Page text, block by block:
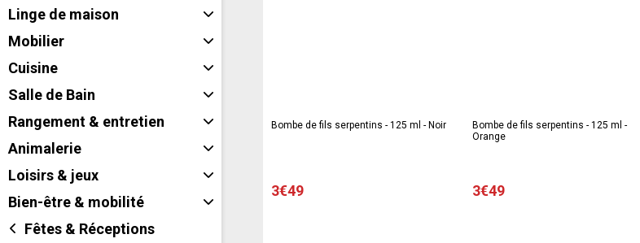
Linge de maison
Mobilier
Cuisine
Salle de Bain
Rangement & entretien
Animalerie
Loisirs & jeux
Bien-être & mobilité
Fêtes & Réceptions
Bombe de fils serpentins - 125 ml - Noir
3€49
Bombe de fils serpentins - 125 ml -
Orange
3€49